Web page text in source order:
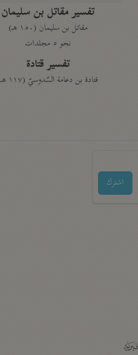
تفسير مقاتل بن سليمان
مقاتل بن سليمان (١٥٠ هـ)
نحو ٥ مجلدات
تفسير قتادة
قتادة بن دعامة السّدوسيّ (١١٧ هـ)
اشترك